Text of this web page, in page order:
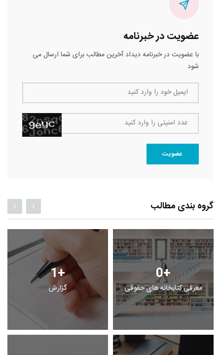
عضویت در خبرنامه
با عضویت در خبرنامه دیداد آخرین مطالب برای شما ارسال می
شود
ایمیل خود را وارد کنید
عدد امنیتی را وارد کنید
عضویت
گروه بندی مطالب
1+
گزارش
0+
معرفی کتابخانه های حقوقی